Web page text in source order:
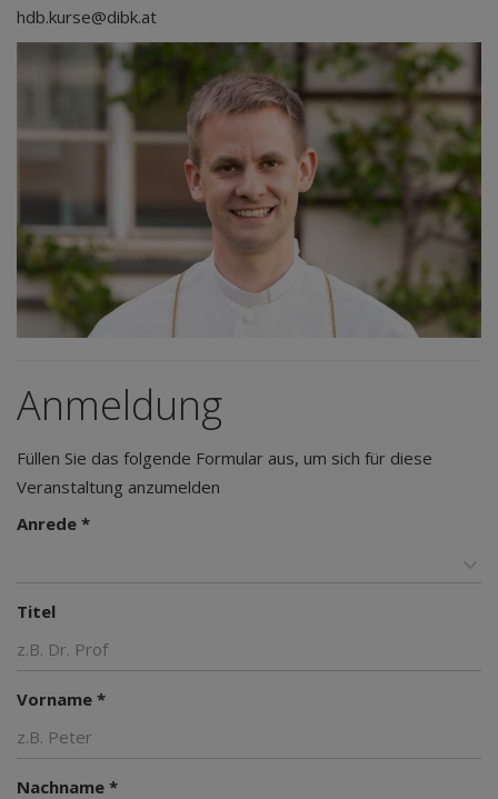
hdb.kurse@dibk.at
Anmeldung
Füllen Sie das folgende Formular aus, um sich für diese
Veranstaltung anzumelden
Anrede *
Titel
Vorname *
Nachname *